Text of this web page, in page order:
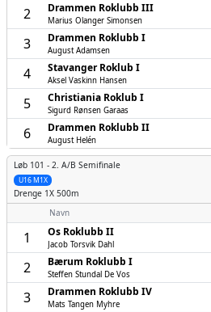
2 Drammen Roklubb III
Marius Olanger Simonsen
3 Drammen Roklubb I
August Adamsen
4 Stavanger Roklub I
Aksel Vaskinn Hansen
5 Christiania Roklub I
Sigurd Rønsen Garaas
6 Drammen Roklubb II
August Helén
Løb 101 - 2. A/B Semifinale
U16 M1X
Drenge 1X 500m
Navn
1 Os Roklubb II
Jacob Torsvik Dahl
2 Bærum Roklubb I
Steffen Stundal De Vos
3 Drammen Roklubb IV
Mats Tangen Myhre